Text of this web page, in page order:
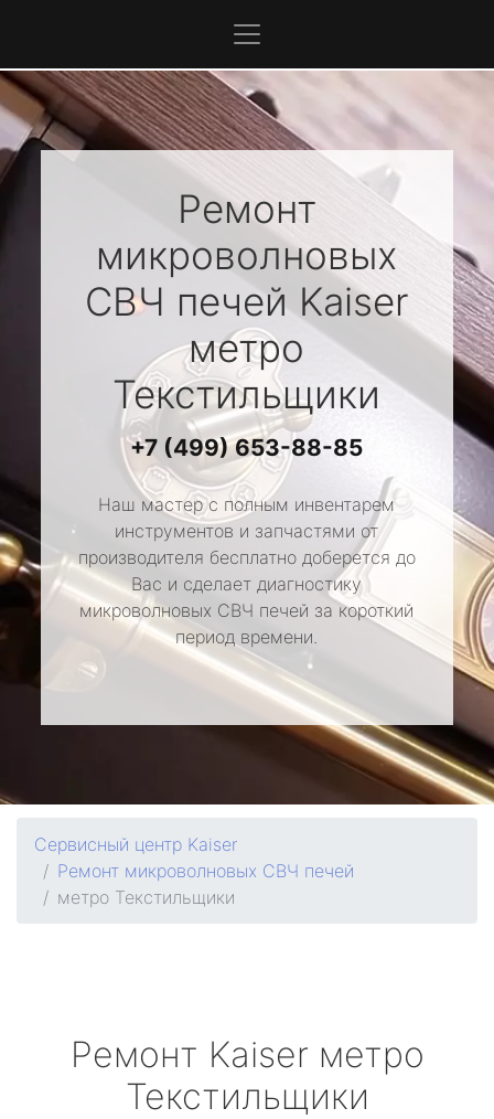
Ремонт
микроволновых
СВЧ печей Kaiser
метро
Текстильщики
+7 (499) 653-88-85
Наш мастер с полным инвентарем
инструментов и запчастями от
производителя бесплатно доберется до
Вас и сделает диагностику
микроволновых СВЧ печей за короткий
период времени.
Сервисный центр Kaiser
Ремонт микроволновых СВЧ печей
метро Текстильщики
Ремонт Kaiser метро
Текстильщики